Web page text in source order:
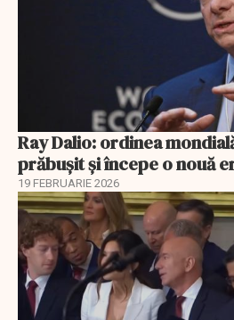
Ray Dalio: ordinea
prăbușit și începe o nouă
19 FEBRUARIE 2026